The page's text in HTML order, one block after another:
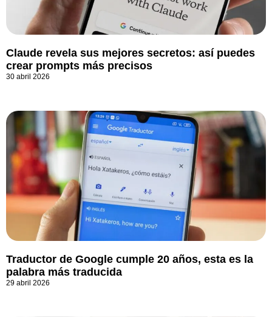
Claude revela sus mejores secretos: así puedes
crear prompts más precisos
30 abril 2026
Traductor de Google cumple 20 años, esta es la
palabra más traducida
29 abril 2026